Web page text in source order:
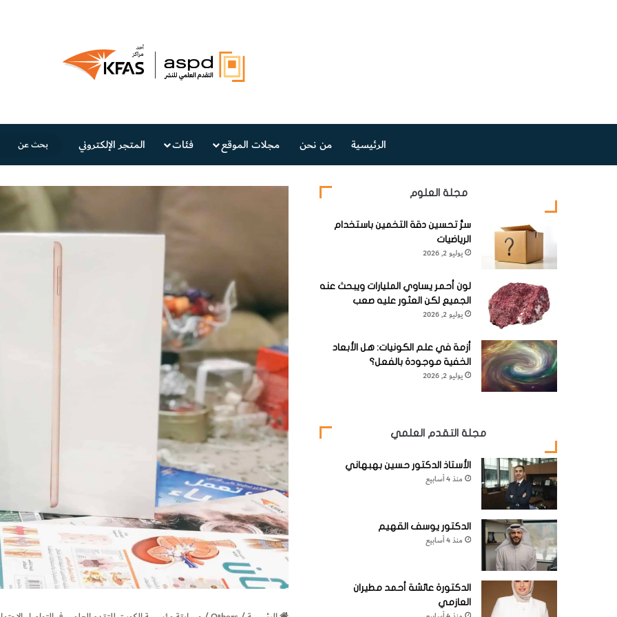
الرئيسية من نحن مجلات الموقع فئات المتجر الإلكتروني
مجلة العلوم
سرُّ تحسين دقة التخمين باستخدام
الرياضيات
يوليو 2, 2026
لون أحمر يساوي المليارات ويبحث عنه
الجميع لكن العثور عليه صعب
يوليو 2, 2026
أزمة في علم الكونيات: هل الأبعاد
الخفية موجودة بالفعل؟
يوليو 2, 2026
مجلة التقدم العلمي
الأستاذ الدكتور حسين بهبهاني
منذ 4 أسابيع
الدكتور يوسف القهيم
منذ 4 أسابيع
الدكتورة عائشة أحمد مطيران
العازمي